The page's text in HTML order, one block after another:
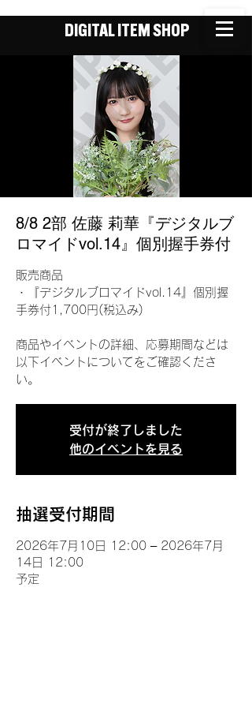
DIGITAL ITEM SHOP
8/8 2部 佐藤 莉華『デジタルブ
ロマイドvol.14』個別握手券付
販売商品
・『デジタルブロマイドvol.14』個別握
手券付1,700円(税込み)
商品やイベントの詳細、応募期間などは
以下イベントについてをご確認くださ
い。
受付が終了しました
他のイベントを見る
抽選受付期間
2026年7月10日 12:00 – 2026年7月
14日 12:00
予定